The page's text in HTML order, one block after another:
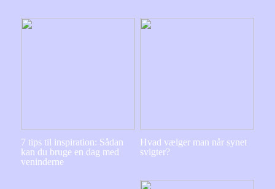
7 tips til inspiration: Sådan
kan du bruge en dag med
veninderne
Hvad vælger man når synet
svigter?